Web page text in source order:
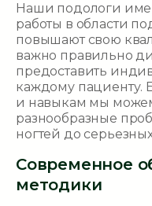
Наши подологи
работы в области
повышают свою
важно правильно
предоставить
каждому пациенту.
и навыкам мы
разнообразные
ногтей до
Современное
методики